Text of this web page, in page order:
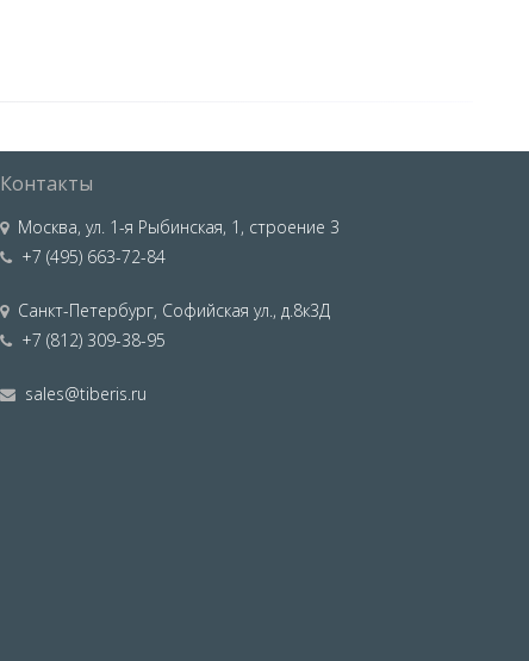
Контакты
Москва,ул. 1-я Рыбинская, 1, строение 3
+7 (495) 663-72-84
Санкт-Петербург, Софийская ул., д.8к3Д
+7 (812) 309-38-95
sales@tiberis.ru